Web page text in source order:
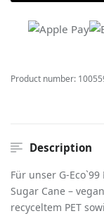
Product number:
Description
Für unser G-
Sugar Cane –
recyceltem PET